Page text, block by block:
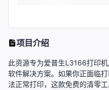
项目介绍
此资源专为爱普生L3166打印
软件解决方案。如果你正面临
法正常打印，这款免费的清零